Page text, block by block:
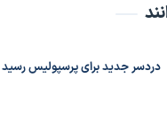
دردسر جدید برای پرسپولیس رسید